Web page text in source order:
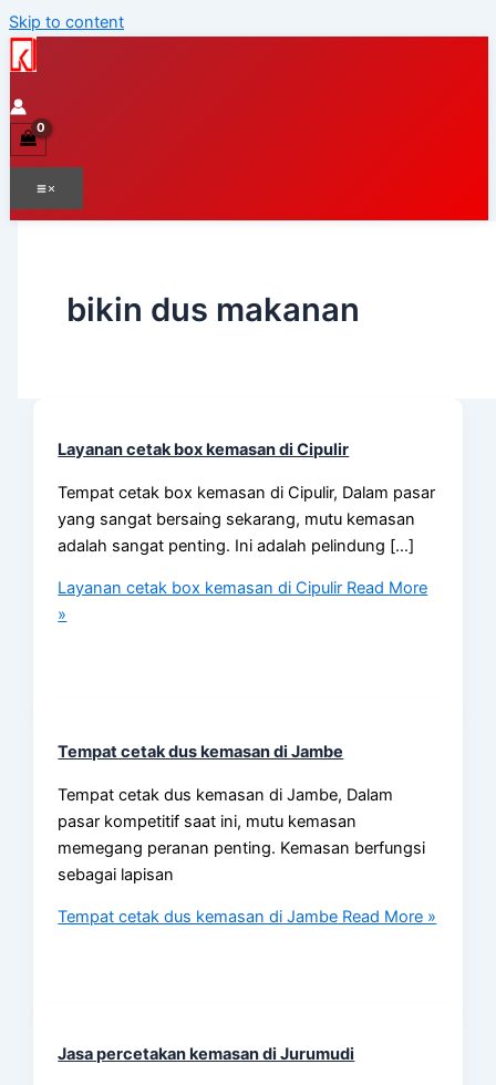
Skip to content
bikin dus makanan
Layanan cetak box kemasan di Cipulir
Tempat cetak box kemasan di Cipulir, Dalam pasar
yang sangat bersaing sekarang, mutu kemasan
adalah sangat penting. Ini adalah pelindung […]
Layanan cetak box kemasan di Cipulir Read More
»
Tempat cetak dus kemasan di Jambe
Tempat cetak dus kemasan di Jambe, Dalam
pasar kompetitif saat ini, mutu kemasan
memegang peranan penting. Kemasan berfungsi
sebagai lapisan
Tempat cetak dus kemasan di Jambe Read More »
Jasa percetakan kemasan di Jurumudi